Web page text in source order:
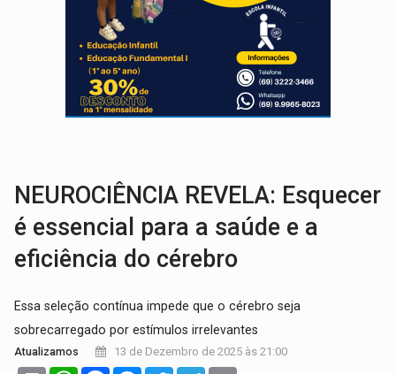
PREVISÃO: Porto Velho tem chances de chuvas isoladas nesta
SINDICATOS UNIDOS: Assembleia Geral delibera greve da educação
PROCESSO SELETIVO:Rondoniaovivo abre oficina de Comunicação com
BRASIL CONTRA O CRIME:Acusado de guardar armas de facção é preso com
NEUROCIÊNCIA REVELA: Esquecer
é essencial para a saúde e a
eficiência do cérebro
Essa seleção contínua impede que o cérebro seja
sobrecarregado por estímulos irrelevantes
Atualizamos 13 de Dezembro de 2025 às 21:00